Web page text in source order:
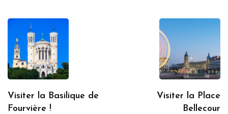
Visiter la Basilique de
Fourvière !
Visiter la Place
Bellecour